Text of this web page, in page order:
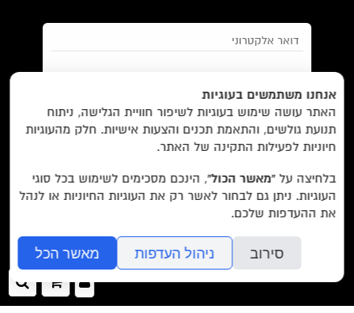
מאשר/ת אתתנאי השימוש והצטרפות למאגר הלקוחות וקבלת
הודעות מאתר זה בלבד (לא ספאם)
בשליחת הטופס אתם מאשרים אתמדיניות הפרטיותשל האתר.
EN/
Foreign Rights /
מבצעים /
ביקורות/ על לוקוס/ הסדרות/
הסופרים/
צרו קשר/
עוד באתר:
לוקוס הוצאה לאור Locus Publishing House
editor@locusbooks.co.il
עיצוב האתר: יעל רוזן
לאתר
ההזמנה
שלך
אנחנו משתמשים בעוגיות
האתר עושה שימוש בעוגיות לשיפור חוויית הגלישה, ניתוח
תנועת גולשים, והתאמת תכנים והצעות אישיות. חלק מהעוגיות
חיוניות לפעילות התקינה של האתר.
בלחיצה על“מאשר הכול”, הינכם מסכימים לשימוש בכל סוגי
העוגיות. ניתן גם לבחור לאשר רק את העוגיות החיוניות או לנהל
את ההעדפות שלכם.
סירוב ניהול העדפות מאשר הכל